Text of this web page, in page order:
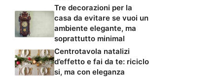
Tre decorazioni per la
casa da evitare se vuoi un
ambiente elegante, ma
soprattutto minimal
Centrotavola natalizi
d’effetto e fai da te: riciclo
si, ma con eleganza